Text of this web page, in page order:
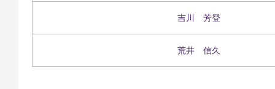
吉川 芳登
荒井 信久